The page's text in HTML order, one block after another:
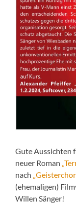
Gute Aussichten
neuer Roman
nach
(ehemaligen)
Willen Sänger!